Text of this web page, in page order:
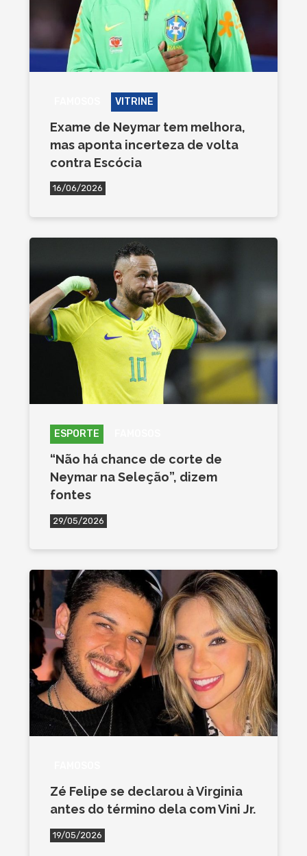
VITRINE
Exame de Neymar tem melhora,
mas aponta incerteza de volta
contra Escócia
16/06/2026
ESPORTE
“Não há chance de corte de
Neymar na Seleção”, dizem
fontes
29/05/2026
Zé Felipe se declarou à Virginia
antes do término dela com Vini Jr.
19/05/2026